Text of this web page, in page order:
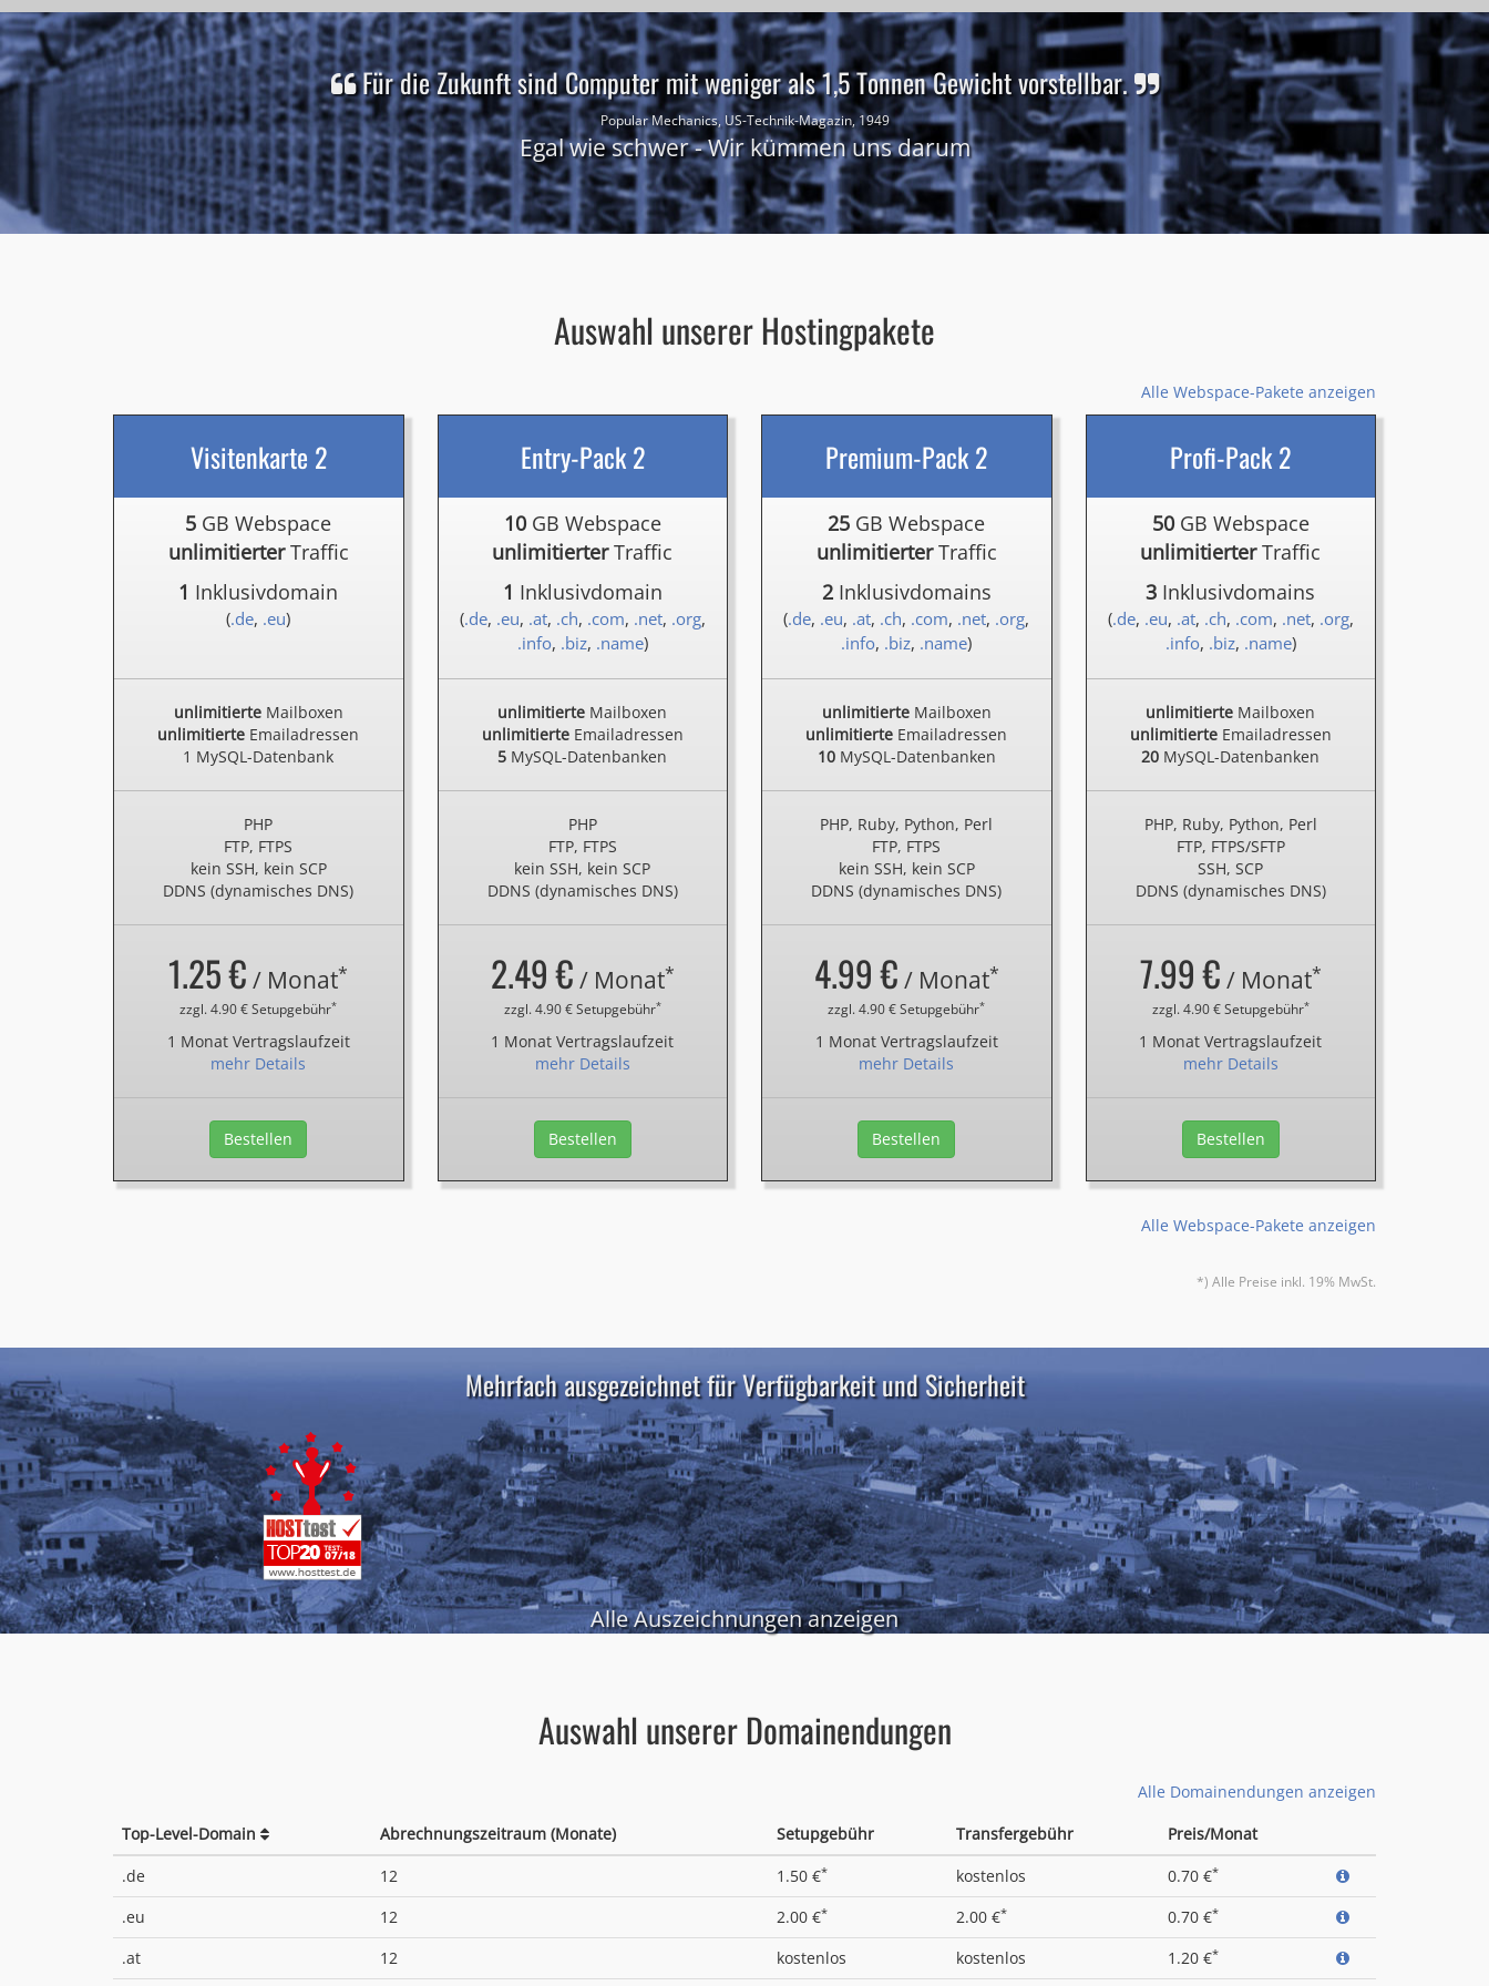
Für die Zukunft sind Computer mit weniger als 1,5 Tonnen Gewicht vorstellbar.
Popular Mechanics, US-Technik-Magazin, 1949
Egal wie schwer - Wir kümmen uns darum
Auswahl unserer Hostingpakete
Alle Webspace-Pakete anzeigen
Visitenkarte 2
5 GB Webspace
unlimitierterTraffic
1 Inklusivdomain
(.de, .eu)
unlimitierteMailboxen
unlimitierte Emailadressen
1 MySQL-Datenbank
PHP
FTP, FTPS
kein SSH, kein SCP
DDNS (dynamisches DNS)
1.25 € / Monat*
zzgl. 4.90 € Setupgebühr*
1 Monat Vertragslaufzeit
mehr Details
Bestellen
Entry-Pack 2
10GB Webspace
unlimitierterTraffic
1 Inklusivdomain
(.de, .eu, .at, .ch, .com, .net, .org,
.info, .biz, .name)
unlimitierte Mailboxen
unlimitierteEmailadressen
5 MySQL-Datenbanken
PHP
FTP, FTPS
kein SSH, kein SCP
DDNS (dynamisches DNS)
2.49 € / Monat*
zzgl. 4.90 € Setupgebühr*
1 Monat Vertragslaufzeit
mehr Details
Bestellen
Premium-Pack 2
25 GB Webspace
unlimitierterTraffic
2Inklusivdomains
(.de, .eu, .at, .ch, .com, .net, .org,
.info, .biz, .name)
unlimitierteMailboxen
unlimitierte Emailadressen
10MySQL-Datenbanken
PHP, Ruby, Python, Perl
FTP, FTPS
kein SSH, kein SCP
DDNS (dynamisches DNS)
4.99 € / Monat*
zzgl. 4.90 € Setupgebühr*
1 Monat Vertragslaufzeit
mehr Details
Bestellen
Profi-Pack 2
50GB Webspace
unlimitierterTraffic
3 Inklusivdomains
(.de, .eu, .at, .ch, .com, .net, .org,
.info, .biz, .name)
unlimitierte Mailboxen
unlimitierteEmailadressen
20 MySQL-Datenbanken
PHP, Ruby, Python, Perl
FTP, FTPS/SFTP
SSH, SCP
DDNS (dynamisches DNS)
7.99 € / Monat*
zzgl. 4.90 € Setupgebühr*
1 Monat Vertragslaufzeit
mehr Details
Bestellen
Alle Webspace-Pakete anzeigen
*) Alle Preise inkl. 19% MwSt.
Mehrfach ausgezeichnet für Verfügbarkeit und Sicherheit
Alle Auszeichnungen anzeigen
Auswahl unserer Domainendungen
Alle Domainendungen anzeigen
Top-Level-Domain
Abrechnungszeitraum (Monate) Setupgebühr Transfergebühr
Preis/Monat
.de
12 1.50 €* kostenlos 0.70 €*
.eu 12 2.00 €* 2.00 €* 0.70 €*
.at 12 kostenlos kostenlos 1.20 €*